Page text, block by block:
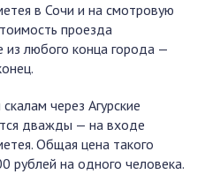
в Сочи и на смотровую
проезда
любого конца города —
через Агурские
дважды — на входе
Общая цена такого
рублей на одного человека.